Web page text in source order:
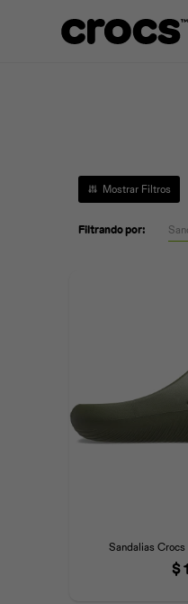
Filtrando por:
Sandalias
$